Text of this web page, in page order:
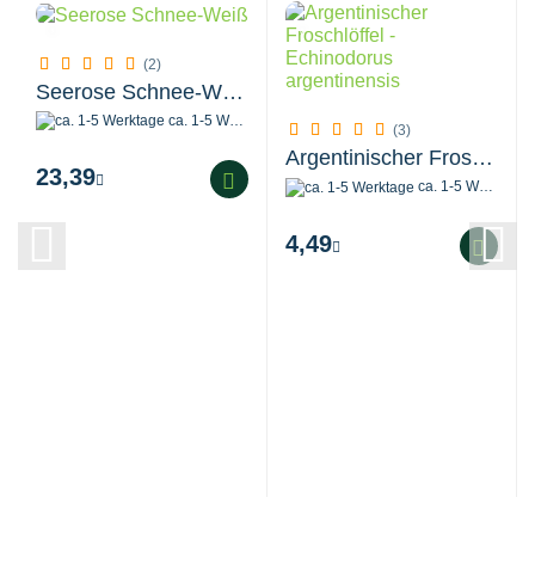
(2)
Seerose Schnee-Weiß
ca. 1-5 Werktage
23,39
(3)
Argentinischer Froschlöffel - Echinodorus...
ca. 1-5 Werktage
4,49